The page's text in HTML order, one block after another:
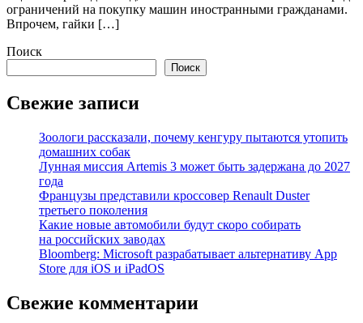
ограничений на покупку машин иностранными гражданами.
Впрочем, гайки […]
Поиск
Поиск
Свежие записи
Зоологи рассказали, почему кенгуру пытаются утопить
домашних собак
Лунная миссия Artemis 3 может быть задержана до 2027
года
Французы представили кроссовер Renault Duster
третьего поколения
Какие новые автомобили будут скоро собирать
на российских заводах
Bloomberg: Microsoft разрабатывает альтернативу App
Store для iOS и iPadOS
Свежие комментарии